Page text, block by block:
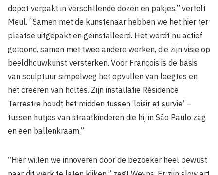
depot verpakt in verschillende dozen en pakjes,” vertelt
Meul. “Samen met de kunstenaar hebben we het hier ter
plaatse uitgepakt en geïnstalleerd. Het wordt nu actief
getoond, samen met twee andere werken, die zijn visie op
beeldhouwkunst versterken. Voor François is de basis
van sculptuur simpelweg het opvullen van leegtes en
het creëren van holtes. Zijn installatie Résidence
Terrestre houdt het midden tussen ‘loisir et survie’ –
tussen hutjes van straatkinderen die hij in São Paulo zag
en een ballenkraam.”
“Hier willen we innoveren door de bezoeker heel bewust